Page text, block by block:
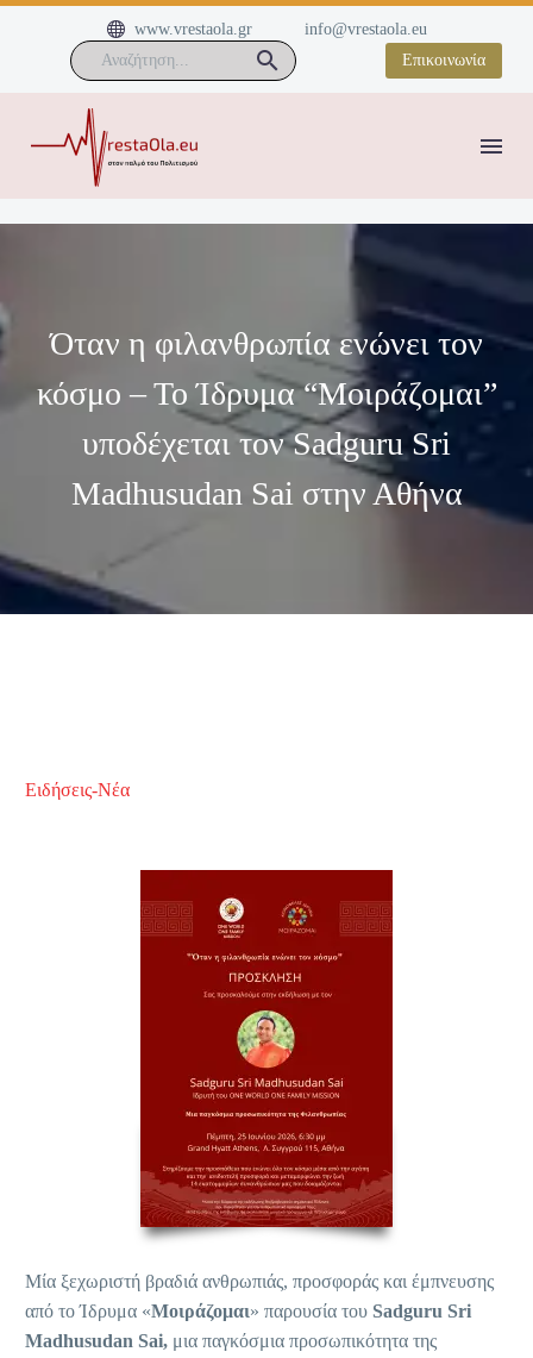

 www.vrestaola.gr
info@vrestaola.eu
Επικοινωνία
Όταν η φιλανθρωπία ενώνει τον
κόσμο – Το Ίδρυμα “Μοιράζομαι”
υποδέχεται τον Sadguru Sri
Madhusudan Sai στην Αθήνα
Ειδήσεις-Νέα
Μία ξεχωριστή βραδιά ανθρωπιάς, προσφοράς και έμπνευσης
από το Ίδρυμα «Μοιράζομαι» παρουσία του Sadguru Sri
Madhusudan Sai, μια παγκόσμια προσωπικότητα της